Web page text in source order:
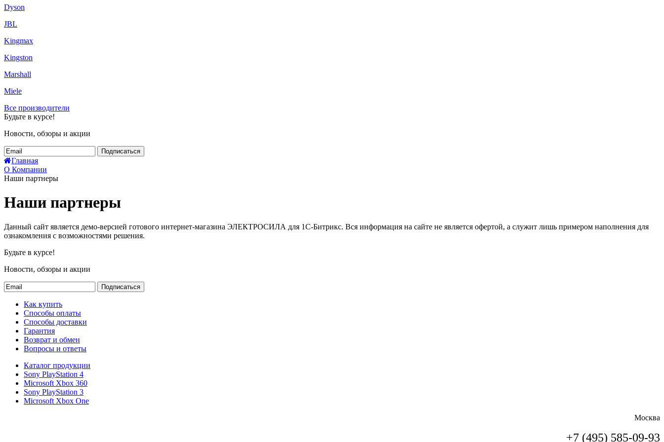
Dyson
JBL
Kingmax
Kingston
Marshall
Miele
Все производители
Будьте в курсе!
Новости, обзоры и акции
Подписаться
Главная
О Компании
Наши партнеры
Наши партнеры
Данный сайт является демо-версией готового интернет-магазина ЭЛЕКТРОСИЛА для 1С-Битрикс. Вся информация на сайте не является офертой, а служит лишь примером наполнения для
ознакомления с возможностями решения.
Будьте в курсе!
Новости, обзоры и акции
Подписаться
Как купить
Способы оплаты
Способы доставки
Гарантия
Возврат и обмен
Вопросы и ответы
Каталог продукции
Sony PlayStation 4
Microsoft Xbox 360
Sony PlayStation 3
Microsoft Xbox One
Москва
+7 (495) 585-09-93